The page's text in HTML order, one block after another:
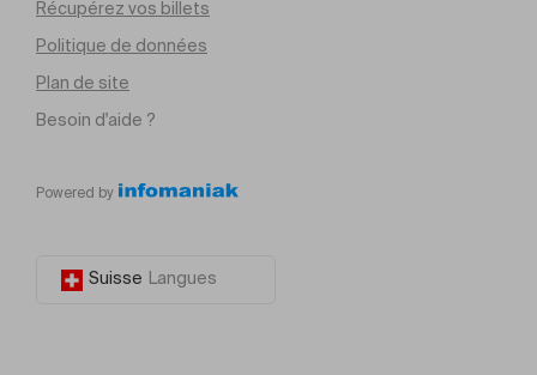
Récupérez vos billets
Politique de données
Plan de site
Besoin d'aide ?
Powered by
Suisse Langues